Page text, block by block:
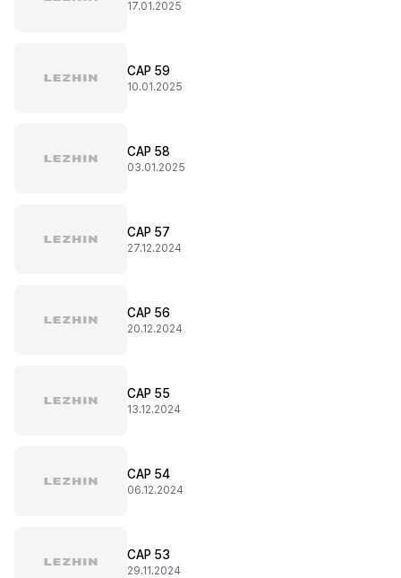
17.01.2025
CAP 59
10.01.2025
CAP 58
03.01.2025
CAP 57
27.12.2024
CAP 56
20.12.2024
CAP 55
13.12.2024
CAP 54
06.12.2024
CAP 53
29.11.2024